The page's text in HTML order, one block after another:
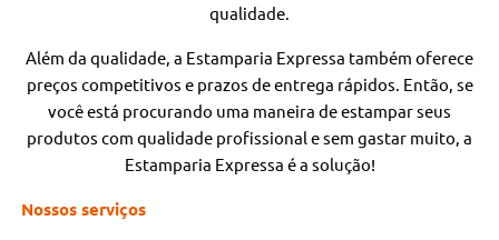
qualidade.
Além da qualidade, a Estamparia Expressa também oferece
preços competitivos e prazos de entrega rápidos. Então, se
você está procurando uma maneira de estampar seus
produtos com qualidade profissional e sem gastar muito, a
Estamparia Expressa é a solução!
Nossos serviços